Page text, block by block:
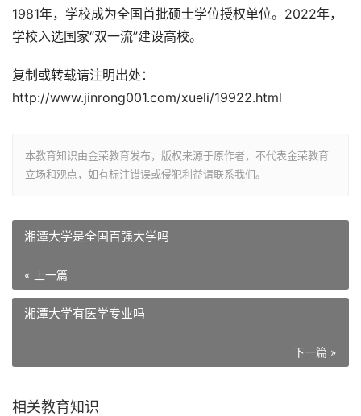
1981年，学校成为全国首批硕士学位授权单位。2022年，
学校入选国家“双一流”建设高校。
复制或转载请注明出处：
http://www.jinrong001.com/xueli/19922.html
本教育知识由金荣教育发布，版权来源于原作者，不代表金荣教育
立场和观点，如有标注错误或侵犯利益请联系我们。
湘潭大学是全国百强大学吗
« 上一篇
湘潭大学有医学专业吗
下一篇 »
相关教育知识